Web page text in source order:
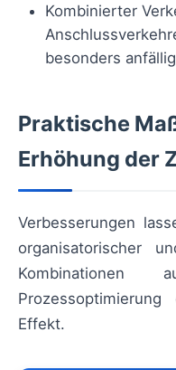
Kombinierter
besonders
Praktische
Erhöhung der
Verbesserungen
organisatorischer
Kombinationen
Effekt.